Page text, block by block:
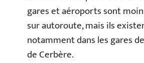
gares et aéroports sont
sur autoroute, mais ils
notamment dans les gares
de Cerbère.